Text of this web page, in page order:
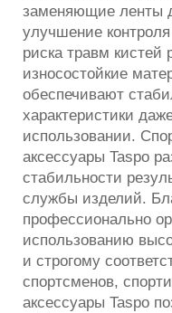
заменяющие ленты
улучшение
риска травм кистей
износостойкие
обеспечивают
характеристики
использовании.
аксессуары Taspo
стабильности
службы изделий.
профессионально
использованию
и строгому
спортсменов,
аксессуары Taspo